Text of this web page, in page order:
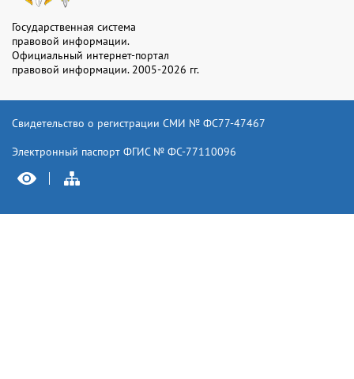
Государственная система
правовой информации.
Официальный интернет-портал
правовой информации. 2005-2026 гг.
Свидетельство о регистрации СМИ № ФС77-47467
Электронный паспорт ФГИС № ФС-77110096